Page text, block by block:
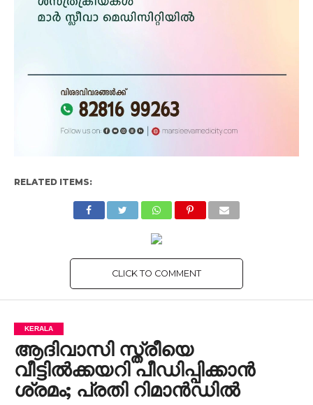
RELATED ITEMS:
CLICK TO COMMENT
KERALA
ആദിവാസി സ്ത്രീയെ
വീട്ടിൽക്കയറി പീഡിപ്പിക്കാൻ
ശ്രമം; പ്രതി റിമാൻഡിൽ